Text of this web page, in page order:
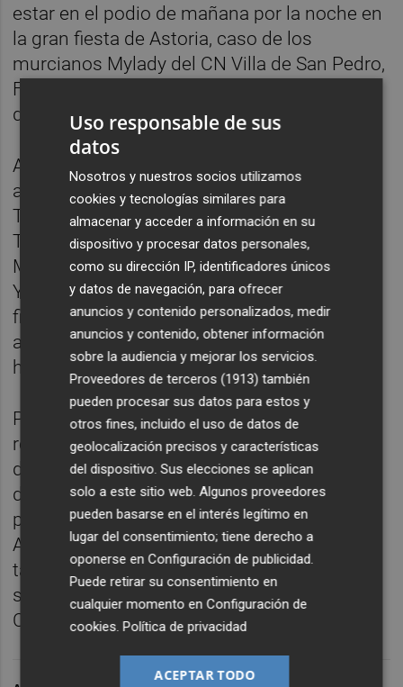
estar en el podio de mañana por la noche en
la gran fiesta de Astoria, caso de los
murcianos Mylady del CN Villa de San Pedro,
Fandango 300 del CN Portman o Hakuna S
del RCR Cartagena.
A ellos se unen a esa quinielas para estar en
alguno de los podios los locales Ozu Dos,
Trabuco, Griego, todos ellos del RCN
Torrevieja, o Pulpo Negro y Sogai del CN
Marina Internacional de Torrevieja o el See
You del CN Guardarmar, además del
finlandés Sopu Dos que navega por el club
anfitrión o el holandés Lestes Dos que lo
hace por el club vecino.
Por delante una intensa jornada con un
recorrido costero por la mañana, con el top
de salida a las 11.30 horas y con una
distancia sobre 12 millas aproximadamente
para obtener los vencedores de la 5ª Regata
Astoria-55º Travesía a Cabo Roig. Ya por la
tarde se celebrarán dos regatas barlovento-
sotavento y que da pie al vencedor de la
Copa Astoria en su cuarta edición.
Uso responsable de sus
datos
Nosotros y nuestros socios utilizamos
cookies y tecnologías similares para
almacenar y acceder a información en su
dispositivo y procesar datos personales,
como su dirección IP, identificadores únicos
y datos de navegación, para ofrecer
anuncios y contenido personalizados, medir
anuncios y contenido, obtener información
sobre la audiencia y mejorar los servicios.
Proveedores de terceros (1913) también
pueden procesar sus datos para estos y
otros fines, incluido el uso de datos de
geolocalización precisos y características
del dispositivo. Sus elecciones se aplican
solo a este sitio web. Algunos proveedores
pueden basarse en el interés legítimo en
lugar del consentimiento; tiene derecho a
oponerse enConfiguración de publicidad
Puede retirar su consentimiento en
cualquier momento enConfiguración de
cookies .Política de privacidad
ACEPTAR TODO